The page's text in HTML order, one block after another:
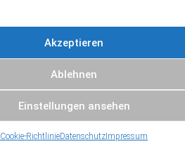
Akzeptieren
Ablehnen
Einstellungen ansehen
Cookie-RichtlinieDatenschutz Impressum